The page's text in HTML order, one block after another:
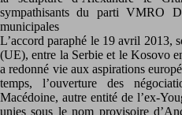
L’accord paraphé le 19 avril 2013,
(UE), entre la Serbie et le Kosovo
a redonné vie aux aspirations
temps, l’ouverture des
Macédoine, autre entité de l’ex-
unies sous le nom provisoire